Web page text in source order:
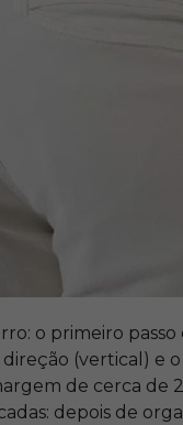
o primeiro
(vertical) e
de cerca de
depois de